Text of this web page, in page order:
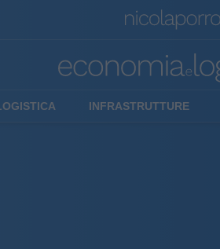
INFRASTRUTTURE